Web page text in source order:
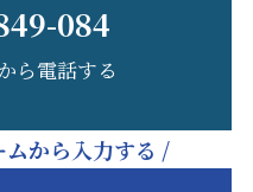
084
ら電話する
から入力する /